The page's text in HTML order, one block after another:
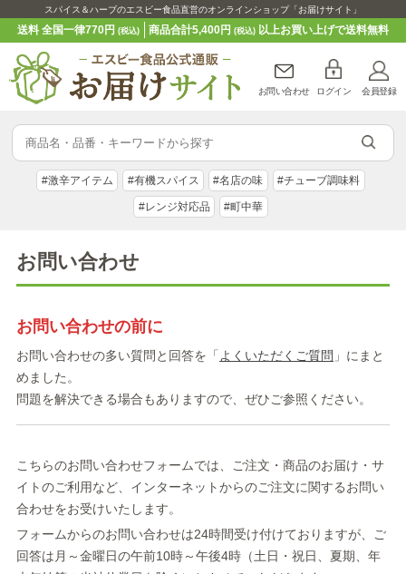
スパイス＆ハーブのエスビー食品直営のオンラインショップ「お届けサイト」
送料 全国一律770円(税込) 商品合計5,400円 (税込)以上お買い上げで送料無料
お問い合わせ ログイン 会員登録
#激辛アイテム #有機スパイス #名店の味 #チューブ調味料
#レンジ対応品 #町中華
お問い合わせ
お問い合わせの前に
お問い合わせの多い質問と回答を「 よくいただくご質問 」にまと
めました。
問題を解決できる場合もありますので、ぜひご参照ください。
こちらのお問い合わせフォームでは、ご注文・商品のお届け・サ
イトのご利用など、インターネットからのご注文に関するお問い
合わせをお受けいたします。
フォームからのお問い合わせは24時間受け付けておりますが、ご
回答は月～金曜日の午前10時～午後4時（土日・祝日、夏期、年